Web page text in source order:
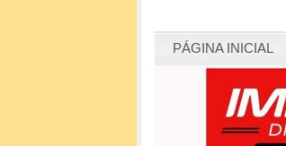
PÁGINA INICIAL